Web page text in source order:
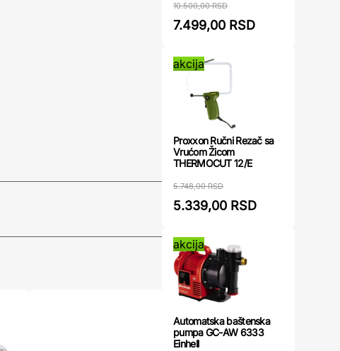
10.500,00 RSD
7.499,00 RSD
akcija
Proxxon Ručni Rezač sa
Vrućom Žicom
THERMOCUT 12/E
5.748,00 RSD
5.339,00 RSD
akcija
Automatska baštenska
pumpa GC-AW 6333
Einhell